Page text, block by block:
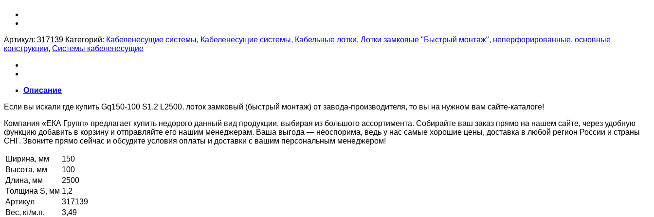
Артикул: 317139 Категорий: Кабеленесущие системы, Кабеленесущие системы, Кабельные лотки, Лотки замковые "Быстрый монтаж", неперфорированные, основные
конструкции, Системы кабеленесущие
Описание
Если вы искали где купить Gq150-100 S1.2 L2500, лоток замковый (быстрый монтаж) от завода-производителя, то вы на нужном вам сайте-каталоге!
Компания «ЕКА Групп» предлагает купить недорого данный вид продукции, выбирая из большого ассортимента. Собирайте ваш заказ прямо на нашем сайте, через удобную
функцию добавить в корзину и отправляйте его нашим менеджерам. Ваша выгода — неоспорима, ведь у нас самые хорошие цены, доставка в любой регион России и страны
СНГ. Звоните прямо сейчас и обсудите условия оплаты и доставки с вашим персональным менеджером!
Ширина, мм
150
Высота, мм
100
Длина, мм
2500
Толщина S, мм 1,2
Артикул
317139
Вес, кг/м.п.
3,49